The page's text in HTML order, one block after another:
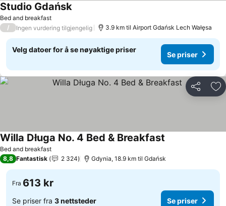
Bed and breakfast
Studio GdańskSe priser
/ Ingen vurdering tilgjengelig 3.9 km til Airport Gdańsk Lech Wałęsa
Velg datoer for å se nøyaktige priser
Se priser
Del
Bed and breakfast
Willa Długa No. 4 Bed & Breakfast
8,8 Fantastisk 2 324 Gdynia, 18.9 km til Gdańsk
Fra 613 kr
Se priser fra 3 nettsteder Se priser